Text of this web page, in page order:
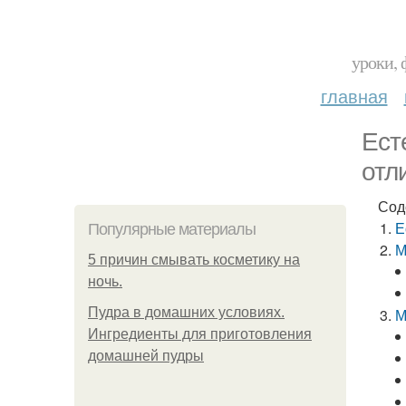
уроки,
главная
Популярные материалы
5 причин смывать косметику на
ночь.
Пудра в домашних условиях.
Ингредиенты для приготовления
домашней пудры